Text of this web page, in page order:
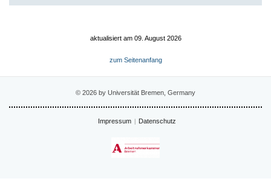
aktualisiert am 09. August 2026
zum Seitenanfang
© 2026 by Universität Bremen, Germany
Impressum Datenschutz